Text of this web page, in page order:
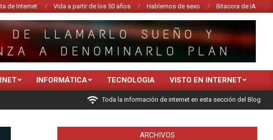
de Internet Vida a partir de los 50 años Hablemos de sexo Bitacora de IA
INFORMÁTICA TECNOLOGIA VISTO EN INTERNET
Toda la información de internet en esta sección del Blog
ARCHIVOS